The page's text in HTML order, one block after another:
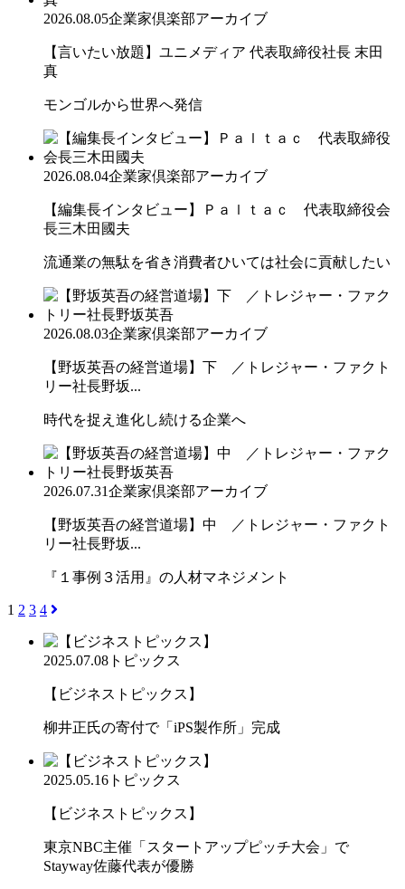
2026.08.05企業家倶楽部アーカイブ
【言いたい放題】ユニメディア 代表取締役社長 末田
真
モンゴルから世界へ発信
2026.08.04企業家倶楽部アーカイブ
【編集長インタビュー】Ｐａｌｔａｃ 代表取締役会
長三木田國夫
流通業の無駄を省き消費者ひいては社会に貢献したい
2026.08.03企業家倶楽部アーカイブ
【野坂英吾の経営道場】下 ／トレジャー・ファクト
リー社長野坂...
時代を捉え進化し続ける企業へ
2026.07.31企業家倶楽部アーカイブ
【野坂英吾の経営道場】中 ／トレジャー・ファクト
リー社長野坂...
『１事例３活用』の人材マネジメント
1 2 3 4
2025.07.08 トピックス
【ビジネストピックス】
柳井正氏の寄付で「iPS製作所」完成
2025.05.16 トピックス
【ビジネストピックス】
東京NBC主催「スタートアップピッチ大会」で
Stayway佐藤代表が優勝